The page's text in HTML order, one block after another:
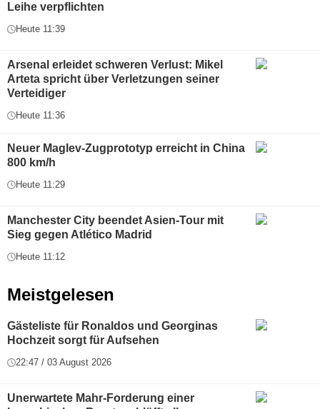
Leihe verpflichten
Heute 11:39
Arsenal erleidet schweren Verlust: Mikel
Arteta spricht über Verletzungen seiner
Verteidiger
Heute 11:36
Neuer Maglev-Zugprototyp erreicht in China
800 km/h
Heute 11:29
Manchester City beendet Asien-Tour mit
Sieg gegen Atlético Madrid
Heute 11:12
Meistgelesen
Gästeliste für Ronaldos und Georginas
Hochzeit sorgt für Aufsehen
22:47 / 03 August 2026
Unerwartete Mahr-Forderung einer